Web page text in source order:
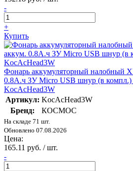
-
+
Купить
Фонарь аккумуляторный налобный
0.8А.ч ЗУ Micro USB шнур (в
KocAcHead3W
Артикул: KocAcHead3W
Бренд:
КОСМОС
На складе 71 шт.
Обновлено 07.08.2026
Цена:
165.11 руб. / шт.
-